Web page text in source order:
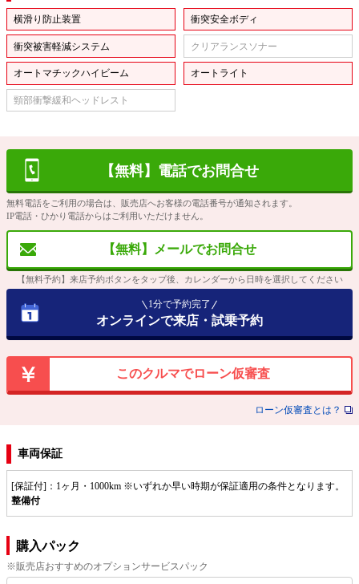
横滑り防止装置 衝突安全ボディ
衝突被害軽減システム クリアランスソナー
オートマチックハイビーム オートライト
頸部衝撃緩和ヘッドレスト
【無料】電話でお問合せ
無料電話をご利用の場合は、販売店へお客様の電話番号が通知されます。
IP電話・ひかり電話からはご利用いただけません。
【無料】メールでお問合せ
【無料予約】来店予約ボタンをタップ後、カレンダーから日時を選択してください
1分で予約完了
オンラインで来店・試乗予約
このクルマでローン仮審査
ローン仮審査とは？
車両保証
[保証付]：1ヶ月・1000km ※いずれか早い時期が保証適用の条件となります。
整備付
購入パック
※販売店おすすめのオプションサービスパック